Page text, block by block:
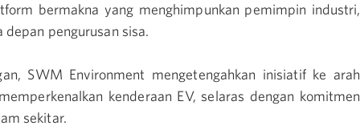
bermakna yang menghimpunkan pemimpin industri,
pengurusan sisa.
SWM Environment mengetengahkan inisiatif ke arah
kenderaan EV, selaras dengan komitmen
sekitar.